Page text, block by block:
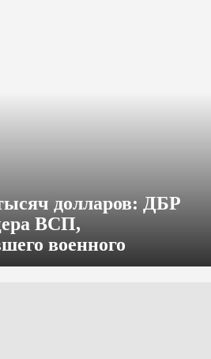
долларов: ДБР
ВСП,
военного